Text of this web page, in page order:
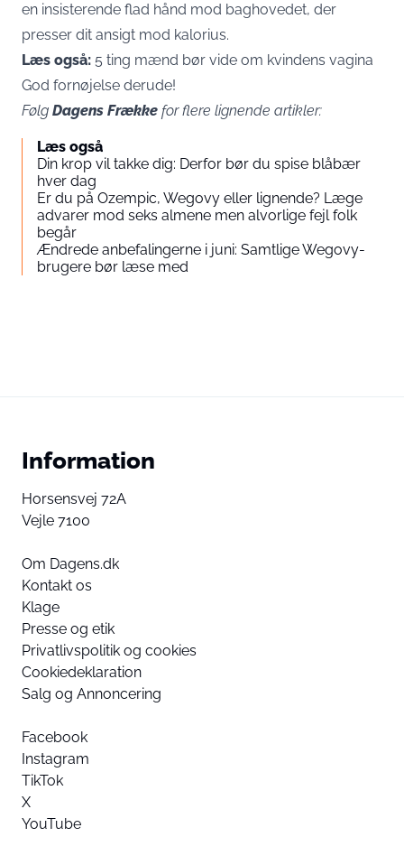
en insisterende flad hånd mod baghovedet, der
presser dit ansigt mod kalorius.
Læs også: 5 ting mænd bør vide om kvindens vagina
God fornøjelse derude!
Følg Dagens Frække for flere lignende artikler:
Læs også
Din krop vil takke dig: Derfor bør du spise blåbær
hver dag
Er du på Ozempic, Wegovy eller lignende? Læge
advarer mod seks almene men alvorlige fejl folk
begår
Ændrede anbefalingerne i juni: Samtlige Wegovy-
brugere bør læse med
Information
Horsensvej 72A
Vejle 7100
Om Dagens.dk
Kontakt os
Klage
Presse og etik
Privatlivspolitik og cookies
Cookiedeklaration
Salg og Annoncering
Facebook
Instagram
TikTok
X
YouTube